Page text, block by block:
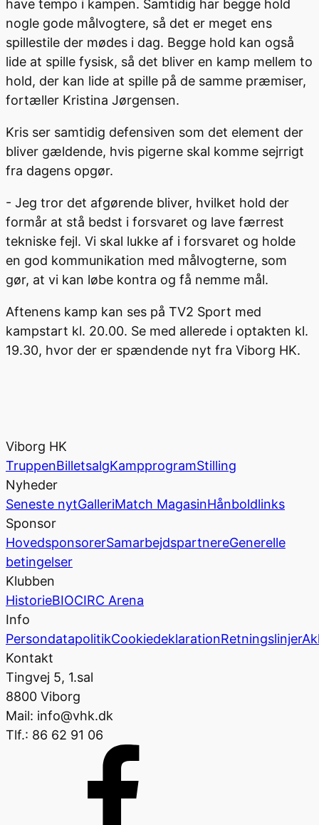
have tempo i kampen. Samtidig har begge hold
nogle gode målvogtere, så det er meget ens
spillestile der mødes i dag. Begge hold kan også
lide at spille fysisk, så det bliver en kamp mellem to
hold, der kan lide at spille på de samme præmiser,
fortæller Kristina Jørgensen.
Kris ser samtidig defensiven som det element der
bliver gældende, hvis pigerne skal komme sejrrigt
fra dagens opgør.
- Jeg tror det afgørende bliver, hvilket hold der
formår at stå bedst i forsvaret og lave færrest
tekniske fejl. Vi skal lukke af i forsvaret og holde
en god kommunikation med målvogterne, som
gør, at vi kan løbe kontra og få nemme mål.
Aftenens kamp kan ses på TV2 Sport med
kampstart kl. 20.00. Se med allerede i optakten kl.
19.30, hvor der er spændende nyt fra Viborg HK.
Viborg HK
TruppenBilletsalgKampprogramStilling
Nyheder
Seneste nytGalleriMatch MagasinHånboldlinks
Sponsor
HovedsponsorerSamarbejdspartnereGenerelle
betingelser
Klubben
HistorieBIOCIRC Arena
Info
PersondatapolitikCookiedeklarationRetningslinjer
Kontakt
Tingvej 5, 1.sal
8800 Viborg
Mail: info@vhk.dk
Tlf.: 86 62 91 06